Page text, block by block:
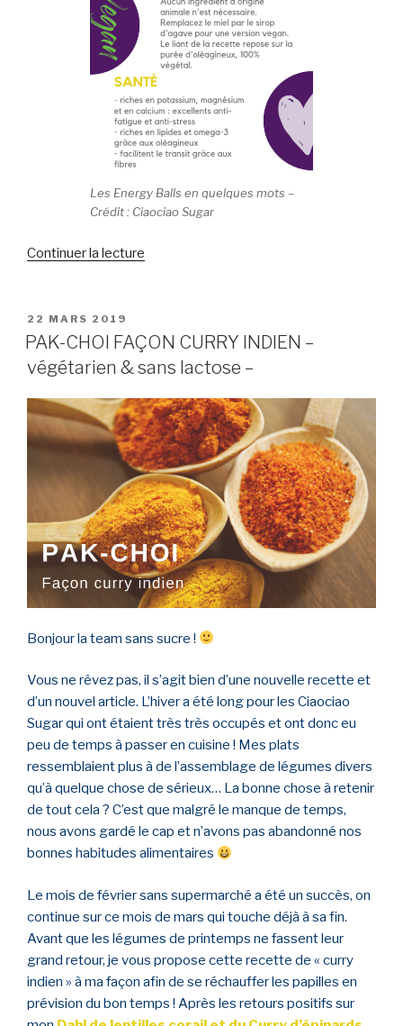
Les Energy Balls en quelques mots –
Crédit : Ciaociao Sugar
Continuer la lecture
PUBLIÉ
LE
22 MARS 2019
PAK-CHOI FAÇON CURRY INDIEN –
végétarien & sans lactose –
Bonjour la team sans sucre !
Vous ne rêvez pas, il s’agit bien d’une nouvelle recette et
d’un nouvel article. L’hiver a été long pour les Ciaociao
Sugar qui ont étaient très très occupés et ont donc eu
peu de temps à passer en cuisine ! Mes plats
ressemblaient plus à de l’assemblage de légumes divers
qu’à quelque chose de sérieux… La bonne chose à retenir
de tout cela ? C’est que malgré le manque de temps,
nous avons gardé le cap et n’avons pas abandonné nos
bonnes habitudes alimentaires
Le mois de février sans supermarché a été un succès, on
continue sur ce mois de mars qui touche déjà à sa fin.
Avant que les légumes de printemps ne fassent leur
grand retour, je vous propose cette recette de « curry
indien » à ma façon afin de se réchauffer les papilles en
prévision du bon temps ! Après les retours positifs sur